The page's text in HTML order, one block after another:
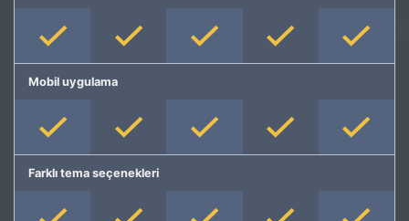
Mobil uygulama
Farklı tema seçenekleri